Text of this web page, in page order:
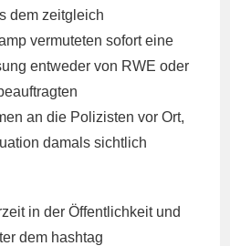
dem zeitgleich
vermuteten sofort eine
entweder von RWE oder
an die Polizisten vor Ort,
damals sichtlich
in der Öffentlichkeit und
dem hashtag